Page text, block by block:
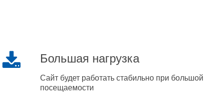
Большая нагрузка
Сайт будет работать стабильно при большой
посещаемости